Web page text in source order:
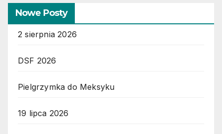
Nowe Posty
2 sierpnia 2026
DSF 2026
Pielgrzymka do Meksyku
19 lipca 2026